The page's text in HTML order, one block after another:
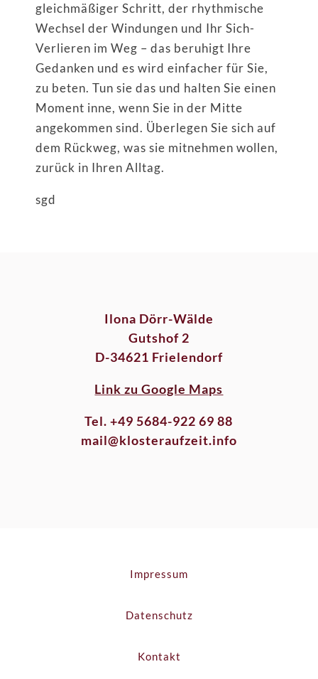
gleichmäßiger Schritt, der rhythmische
Wechsel der Windungen und Ihr Sich-
Verlieren im Weg – das beruhigt Ihre
Gedanken und es wird einfacher für Sie,
zu beten. Tun sie das und halten Sie einen
Moment inne, wenn Sie in der Mitte
angekommen sind. Überlegen Sie sich auf
dem Rückweg, was sie mitnehmen wollen,
zurück in Ihren Alltag.
sgd
Ilona Dörr-Wälde
Gutshof 2
D-34621 Frielendorf
Link zu Google Maps
Tel. +49 5684-922 69 88
mail@klosteraufzeit.info
Impressum
Datenschutz
Kontakt